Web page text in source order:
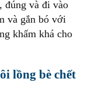
đúng và đi vào
và gắn bó với
khấm khá cho
lồng bè chết